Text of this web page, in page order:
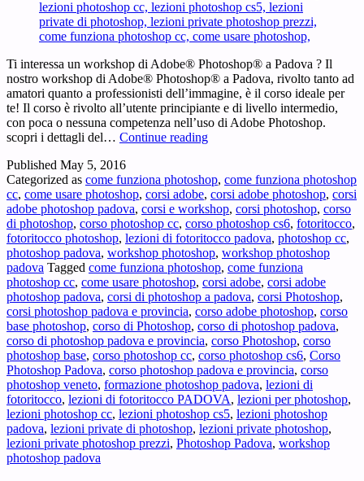
Ti interessa un workshop di Adobe® Photoshop® a Padova ? Il
nostro workshop di Adobe® Photoshop® a Padova, rivolto tanto ad
amatori quanto a professionisti dell’immagine, è il corso ideale per
te! Il corso è rivolto all’utente principiante e di livello intermedio,
con poca o nessuna competenza nell’uso di Adobe Photoshop.
scopri i dettagli del… Continue readingWorkshop
Padova
–
Ti
interessa
un
workshop
di
Adobe®
Photoshop®
a
Padova
?
Published May 5, 2016
Categorized as come funziona photoshop, come funziona photoshop
cc, come usare photoshop, corsi adobe, corsi adobe photoshop, corsi
adobe photoshop padova, corsi e workshop, corsi photoshop, corso
di photoshop, corso photoshop cc, corso photoshop cs6, fotoritocco,
fotoritocco photoshop, lezioni di fotoritocco padova, photoshop cc,
photoshop padova, workshop photoshop, workshop photoshop
padova Tagged come funziona photoshop, come funziona
photoshop cc, come usare photoshop, corsi adobe, corsi adobe
photoshop padova, corsi di photoshop a padova, corsi Photoshop,
corsi photoshop padova e provincia, corso adobe photoshop, corso
base photoshop, corso di Photoshop, corso di photoshop padova,
corso di photoshop padova e provincia, corso Photoshop, corso
photoshop base, corso photoshop cc, corso photoshop cs6, Corso
Photoshop Padova, corso photoshop padova e provincia, corso
photoshop veneto, formazione photoshop padova, lezioni di
fotoritocco, lezioni di fotoritocco PADOVA, lezioni per photoshop,
lezioni photoshop cc, lezioni photoshop cs5, lezioni photoshop
padova, lezioni private di photoshop, lezioni private photoshop,
lezioni private photoshop prezzi, Photoshop Padova, workshop
photoshop padova